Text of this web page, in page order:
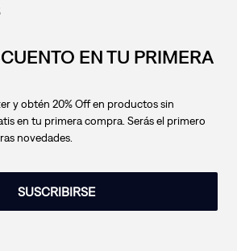
EN TU PRIMERA
y obtén 20% Off en productos sin
en tu primera compra. Serás el primero
novedades.
SUSCRIBIRSE